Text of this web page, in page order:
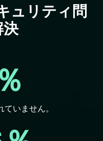
ュリティ問
いません。